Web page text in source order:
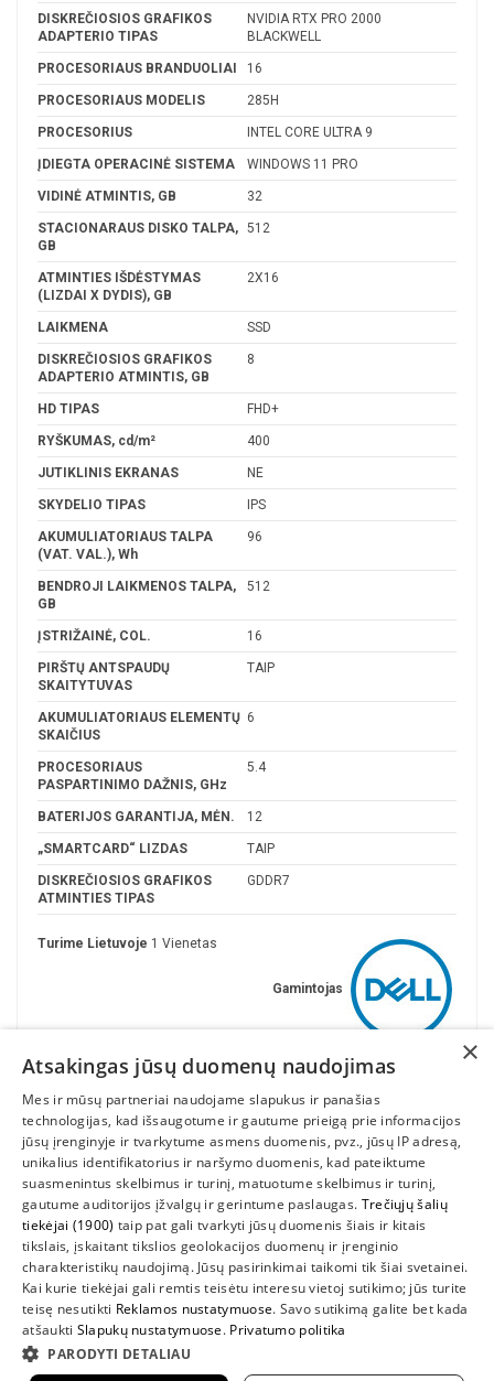
DISKREČIOSIOS GRAFIKOS
ADAPTERIO TIPAS
NVIDIA RTX PRO 2000
BLACKWELL
PROCESORIAUS BRANDUOLIAI 16
PROCESORIAUS MODELIS 285H
PROCESORIUS INTEL CORE ULTRA 9
ĮDIEGTA OPERACINĖ SISTEMA WINDOWS 11 PRO
VIDINĖ ATMINTIS, GB 32
STACIONARAUS DISKO TALPA,
GB
512
ATMINTIES IŠDĖSTYMAS
(LIZDAI X DYDIS), GB
2X16
LAIKMENA SSD
DISKREČIOSIOS GRAFIKOS
ADAPTERIO ATMINTIS, GB
8
HD TIPAS FHD+
RYŠKUMAS, cd/m² 400
JUTIKLINIS EKRANAS NE
SKYDELIO TIPAS IPS
AKUMULIATORIAUS TALPA
(VAT. VAL.), Wh
96
BENDROJI LAIKMENOS TALPA,
GB
512
ĮSTRIŽAINĖ, COL. 16
PIRŠTŲ ANTSPAUDŲ
SKAITYTUVAS
TAIP
AKUMULIATORIAUS ELEMENTŲ
SKAIČIUS
6
PROCESORIAUS
PASPARTINIMO DAŽNIS, GHz
5.4
BATERIJOS GARANTIJA, MĖN. 12
„SMARTCARD“ LIZDAS TAIP
DISKREČIOSIOS GRAFIKOS
ATMINTIES TIPAS
GDDR7
Gamintojas
Turime Lietuvoje 1 Vienetas
INFORMACIJA
SUSIEKITE
×
Atsakingas jūsų duomenų naudojimas
Mes ir mūsų partneriai naudojame slapukus ir panašias
technologijas, kad išsaugotume ir gautume prieigą prie informacijos
jūsų įrenginyje ir tvarkytume asmens duomenis, pvz., jūsų IP adresą,
unikalius identifikatorius ir naršymo duomenis, kad pateiktume
suasmenintus skelbimus ir turinį, matuotume skelbimus ir turinį,
gautume auditorijos įžvalgų ir gerintume paslaugas. Trečiųjų šalių
tiekėjai (1900) taip pat gali tvarkyti jūsų duomenis šiais ir kitais
tikslais, įskaitant tikslios geolokacijos duomenų ir įrenginio
charakteristikų naudojimą. Jūsų pasirinkimai taikomi tik šiai svetainei.
Kai kurie tiekėjai gali remtis teisėtu interesu vietoj sutikimo; jūs turite
teisę nesutikti Reklamos nustatymuose. Savo sutikimą galite bet kada
atšaukti Slapukų nustatymuose. Privatumo politika
PARODYTI DETALIAU